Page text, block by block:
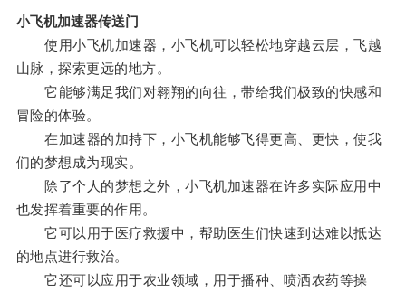
小飞机加速器传送门
使用小飞机加速器，小飞机可以轻松地穿越云层，飞越
山脉，探索更远的地方。
它能够满足我们对翱翔的向往，带给我们极致的快感和
冒险的体验。
在加速器的加持下，小飞机能够飞得更高、更快，使我
们的梦想成为现实。
除了个人的梦想之外，小飞机加速器在许多实际应用中
也发挥着重要的作用。
它可以用于医疗救援中，帮助医生们快速到达难以抵达
的地点进行救治。
它还可以应用于农业领域，用于播种、喷洒农药等操